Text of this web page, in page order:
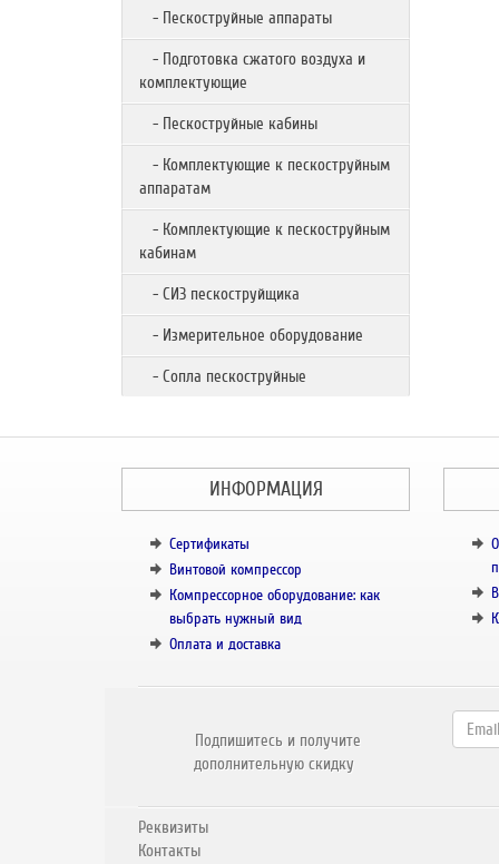
- Пескоструйные аппараты
- Подготовка сжатого воздуха и
комплектующие
- Пескоструйные кабины
- Комплектующие к пескоструйным
аппаратам
- Комплектующие к пескоструйным
кабинам
- СИЗ пескоструйщика
- Измерительное оборудование
- Сопла пескоструйные
ИНФОРМАЦИЯ
Сертификаты
Винтовой компрессор
Компрессорное оборудование: как
выбрать нужный вид
Оплата и доставка
Подпишитесь и получите
дополнительную скидку
Реквизиты
Контакты